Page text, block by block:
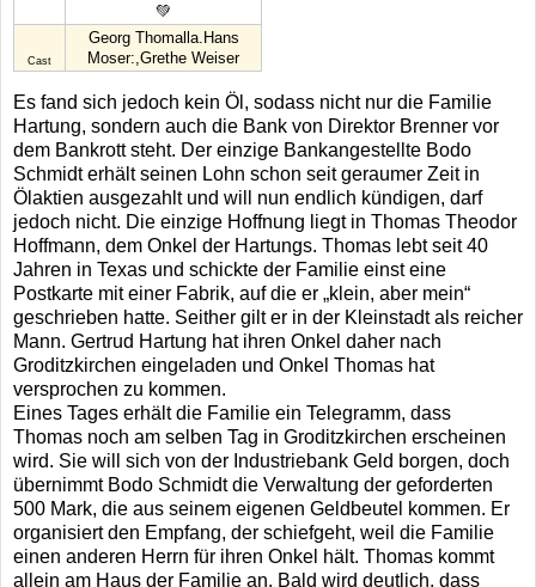
💚
Cast
Georg Thomalla.Hans
Moser:,Grethe Weiser
Es fand sich jedoch kein Öl, sodass nicht nur die Familie
Hartung, sondern auch die Bank von Direktor Brenner vor
dem Bankrott steht. Der einzige Bankangestellte Bodo
Schmidt erhält seinen Lohn schon seit geraumer Zeit in
Ölaktien ausgezahlt und will nun endlich kündigen, darf
jedoch nicht. Die einzige Hoffnung liegt in Thomas Theodor
Hoffmann, dem Onkel der Hartungs. Thomas lebt seit 40
Jahren in Texas und schickte der Familie einst eine
Postkarte mit einer Fabrik, auf die er „klein, aber mein“
geschrieben hatte. Seither gilt er in der Kleinstadt als reicher
Mann. Gertrud Hartung hat ihren Onkel daher nach
Groditzkirchen eingeladen und Onkel Thomas hat
versprochen zu kommen.
Eines Tages erhält die Familie ein Telegramm, dass
Thomas noch am selben Tag in Groditzkirchen erscheinen
wird. Sie will sich von der Industriebank Geld borgen, doch
übernimmt Bodo Schmidt die Verwaltung der geforderten
500 Mark, die aus seinem eigenen Geldbeutel kommen. Er
organisiert den Empfang, der schiefgeht, weil die Familie
einen anderen Herrn für ihren Onkel hält. Thomas kommt
allein am Haus der Familie an. Bald wird deutlich, dass